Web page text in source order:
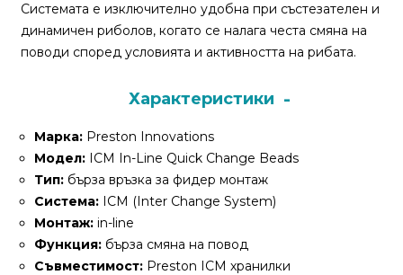
Сонари
нас
Контакти
Поръчка
и
доставка
Системата е изключително удобна при състезателен и
динамичен риболов, когато се налага честа смяна на
поводи според условията и активността на рибата.
Характеристики
Марка: Preston Innovations
Модел: ICM In-Line Quick Change Beads
Тип: бърза връзка за фидер монтаж
Система: ICM (Inter Change System)
Монтаж: in-line
Функция: бърза смяна на повод
Съвместимост: Preston ICM хранилки